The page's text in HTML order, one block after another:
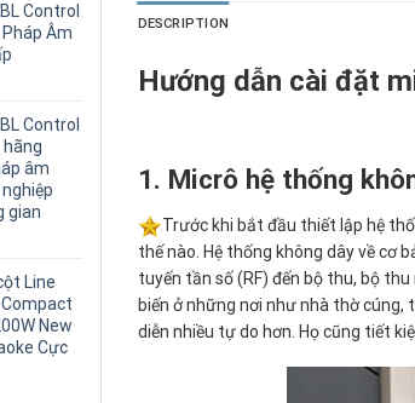
Control
Âm
Control
âm
gian
Line
New
Cực
DESCRIPTION
Hướng dẫn cài đặt
1. Micrô hệ thống
Trước khi bắt đầu thiết lập hệ
thế nào. Hệ thống không dây về cơ
tuyến tần số (RF) đến bộ thu, bộ
biến ở những nơi như nhà thờ
diễn nhiều tự do hơn. Họ cũng tiết